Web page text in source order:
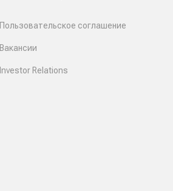
Пользовательское соглашение
Вакансии
Investor Relations